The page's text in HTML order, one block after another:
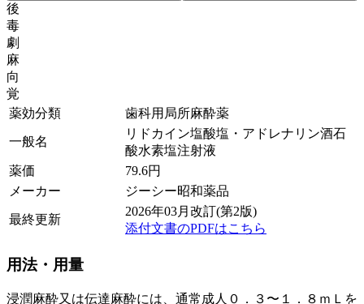
後
毒
劇
麻
向
覚
薬効分類
歯科用局所麻酔薬
一般名
リドカイン塩酸塩・アドレナリン酒石
酸水素塩注射液
薬価
79.6円
メーカー
ジーシー昭和薬品
最終更新
2026年03月改訂(第2版)
添付文書のPDFはこちら
用法・用量
浸潤麻酔又は伝達麻酔には、通常成人０．３〜１．８ｍＬを